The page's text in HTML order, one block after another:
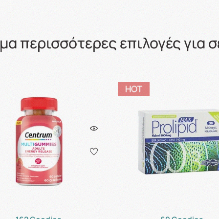
περισσότερες επιλογές για